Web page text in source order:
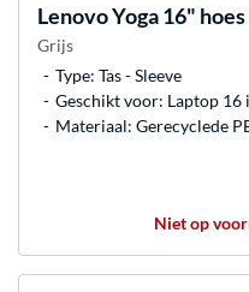
LenovoYoga 16"
Grijs
Type: Tas - Sleeve
Geschikt voor: Laptop 16
Materiaal: Gerecyclede
Niet op